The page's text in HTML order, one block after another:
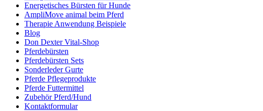
Energetisches Bürsten für Hunde
AmpliMove animal beim Pferd
Therapie Anwendung Beispiele
Blog
Don Dexter Vital-Shop
Pferdebürsten
Pferdebürsten Sets
Sonderleder Gurte
Pferde Pflegeprodukte
Pferde Futtermittel
Zubehör Pferd/Hund
Kontaktformular